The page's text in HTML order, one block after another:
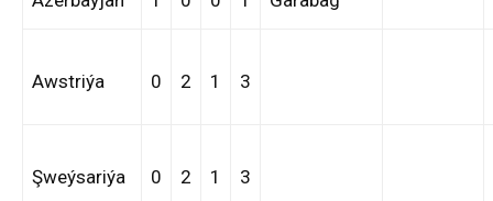
Awstriýa 0 2 1 3
Şweýsariýa 0 2 1 3